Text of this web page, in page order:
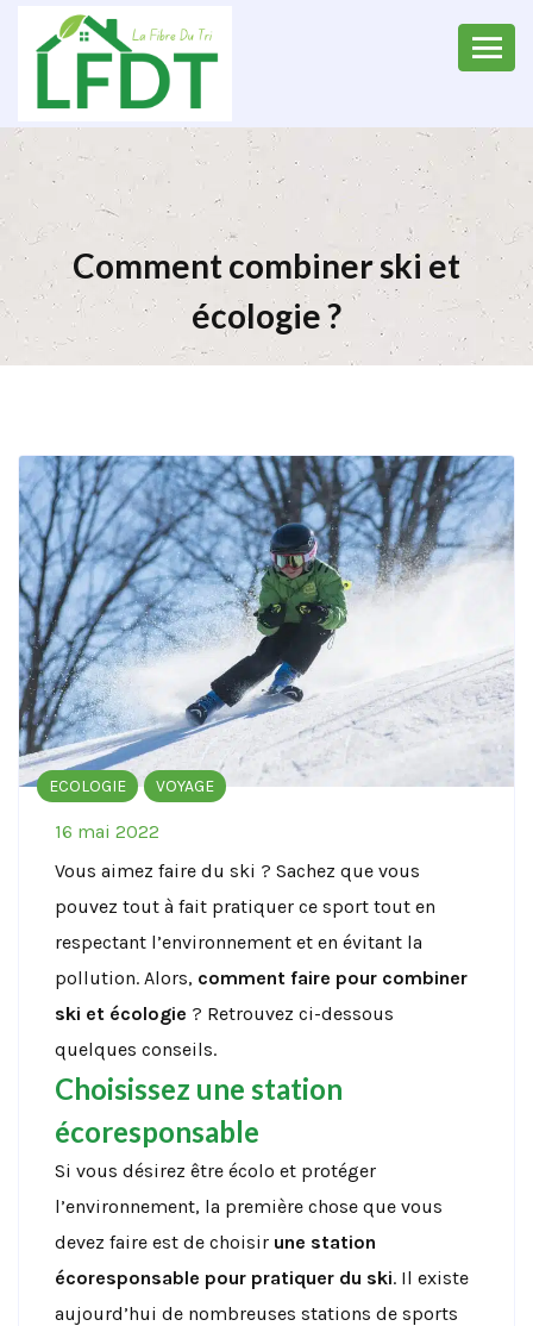
Comment combiner ski et
écologie ?
ECOLOGIE VOYAGE
16 mai 2022
Vous aimez faire du ski ? Sachez que vous
pouvez tout à fait pratiquer ce sport tout en
respectant l’environnement et en évitant la
pollution. Alors, comment faire pour combiner
ski et écologie ? Retrouvez ci-dessous
quelques conseils.
Choisissez une station
écoresponsable
Si vous désirez être écolo et protéger
l’environnement, la première chose que vous
devez faire est de choisir une station
écoresponsable pour pratiquer du ski. Il existe
aujourd’hui de nombreuses stations de sports